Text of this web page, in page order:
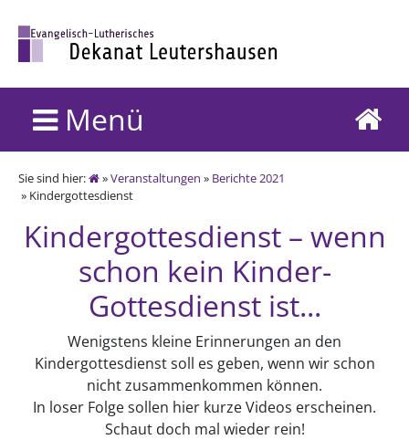
Menü
Sie sind hier: »Veranstaltungen » Berichte 2021
» Kindergottesdienst
Kindergottesdienst – wenn
schon kein Kinder-
Gottesdienst ist...
Wenigstens kleine Erinnerungen an den
Kindergottesdienst soll es geben, wenn wir schon
nicht zusammenkommen können.
In loser Folge sollen hier kurze Videos erscheinen.
Schaut doch mal wieder rein!